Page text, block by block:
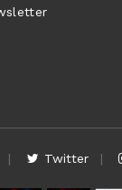
Twitter